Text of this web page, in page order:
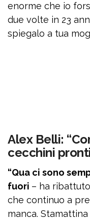
enorme che io
due volte in 23
spiegalo a tua
Alex Belli:
cecchini
“Qua ci sono
fuori – ha
che continuo a
manca.